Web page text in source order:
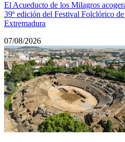
El Acueducto de los Milagros
39º edición del Festival Folclórico
Extremadura
07/08/2026